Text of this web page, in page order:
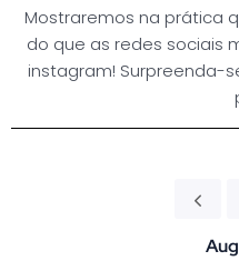
Mostraremos na prática
do que as redes sociais
instagram! Surpreenda-